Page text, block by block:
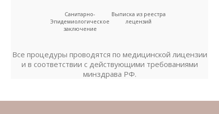
Санитарно-
Эпидемиологическое
заключение
Выписка из реестра
лецензий
Все процедуры проводятся по медицинской лицензии
и в соответствии с действующими требованиями
минздрава РФ.